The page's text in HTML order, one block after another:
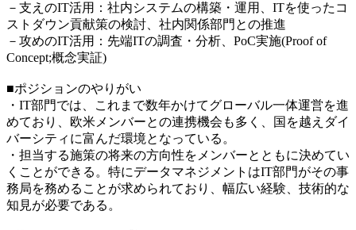
－支えのIT活用：社内システムの構築・運用、ITを使ったコ
ストダウン貢献策の検討、社内関係部門との推進
－攻めのIT活用：先端ITの調査・分析、PoC実施(Proof of
Concept;概念実証)
■ポジションのやりがい
・IT部門では、これまで数年かけてグローバル一体運営を進
めており、欧米メンバーとの連携機会も多く、国を越えダイ
バーシティに富んだ環境となっている。
・担当する施策の将来の方向性をメンバーとともに決めてい
くことができる。特にデータマネジメントはIT部門がその事
務局を務めることが求められており、幅広い経験、技術的な
知見が必要である。